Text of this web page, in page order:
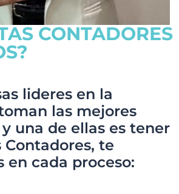
CONTADORES
lideres en la
las mejores
una de ellas es tener
Contadores, te
en cada proceso: